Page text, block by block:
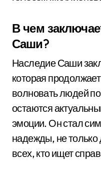
В чем
Саши?
Наследие Саши
которая
волновать людей
остаются
эмоции. Он стал
надежды, не
всех, кто ищет